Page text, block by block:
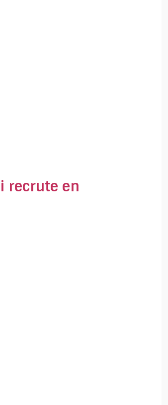
recrute en